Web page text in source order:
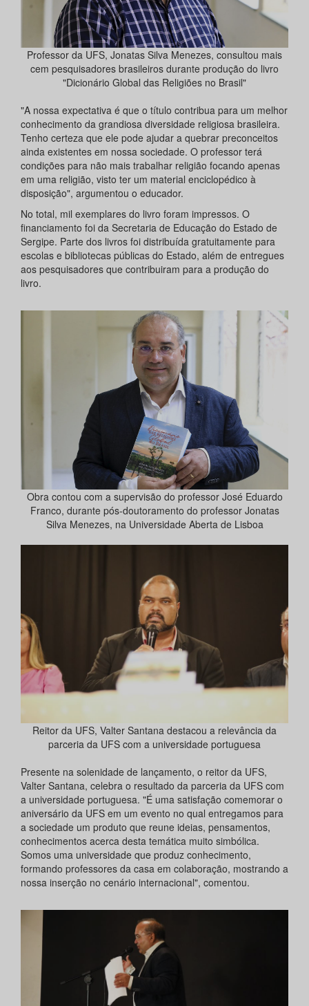
Professor da UFS, Jonatas Silva Menezes, consultou mais
cem pesquisadores brasileiros durante produção do livro
"Dicionário Global das Religiões no Brasil"
"A nossa expectativa é que o título contribua para um melhor
conhecimento da grandiosa diversidade religiosa brasileira.
Tenho certeza que ele pode ajudar a quebrar preconceitos
ainda existentes em nossa sociedade. O professor terá
condições para não mais trabalhar religião focando apenas
em uma religião, visto ter um material enciclopédico à
disposição", argumentou o educador.
No total, mil exemplares do livro foram impressos. O
financiamento foi da Secretaria de Educação do Estado de
Sergipe. Parte dos livros foi distribuída gratuitamente para
escolas e bibliotecas públicas do Estado, além de entregues
aos pesquisadores que contribuiram para a produção do
livro.
Obra contou com a supervisão do professor José Eduardo
Franco, durante pós-doutoramento do professor Jonatas
Silva Menezes, na Universidade Aberta de Lisboa
Reitor da UFS, Valter Santana destacou a relevância da
parceria da UFS com a universidade portuguesa
Presente na solenidade de lançamento, o reitor da UFS,
Valter Santana, celebra o resultado da parceria da UFS com
a universidade portuguesa. "É uma satisfação comemorar o
aniversário da UFS em um evento no qual entregamos para
a sociedade um produto que reune ideias, pensamentos,
conhecimentos acerca desta temática muito simbólica.
Somos uma universidade que produz conhecimento,
formando professores da casa em colaboração, mostrando a
nossa inserção no cenário internacional", comentou.